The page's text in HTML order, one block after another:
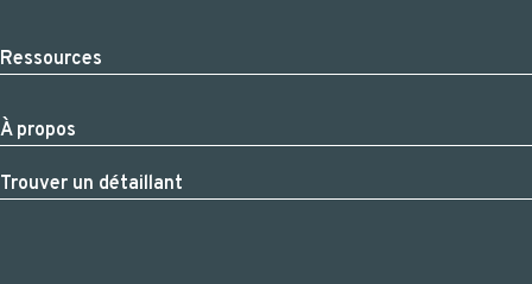
Ressources
À propos
Trouver un détaillant